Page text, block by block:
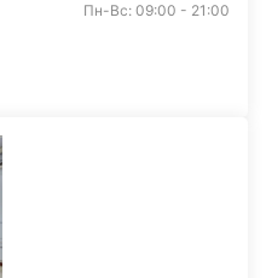
Пн-Вс: 09:00 - 21:00